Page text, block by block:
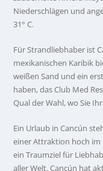
Niederschlägen und
31° C.
Für Strandliebhaber ist
mexikanischen Karibik
weißen Sand und ein
haben, das Club Med
Qual der Wahl, wo Sie
Ein Urlaub in Cancún
einer Attraktion hoch im
ein Traumziel für
aller Welt. Cancún hat